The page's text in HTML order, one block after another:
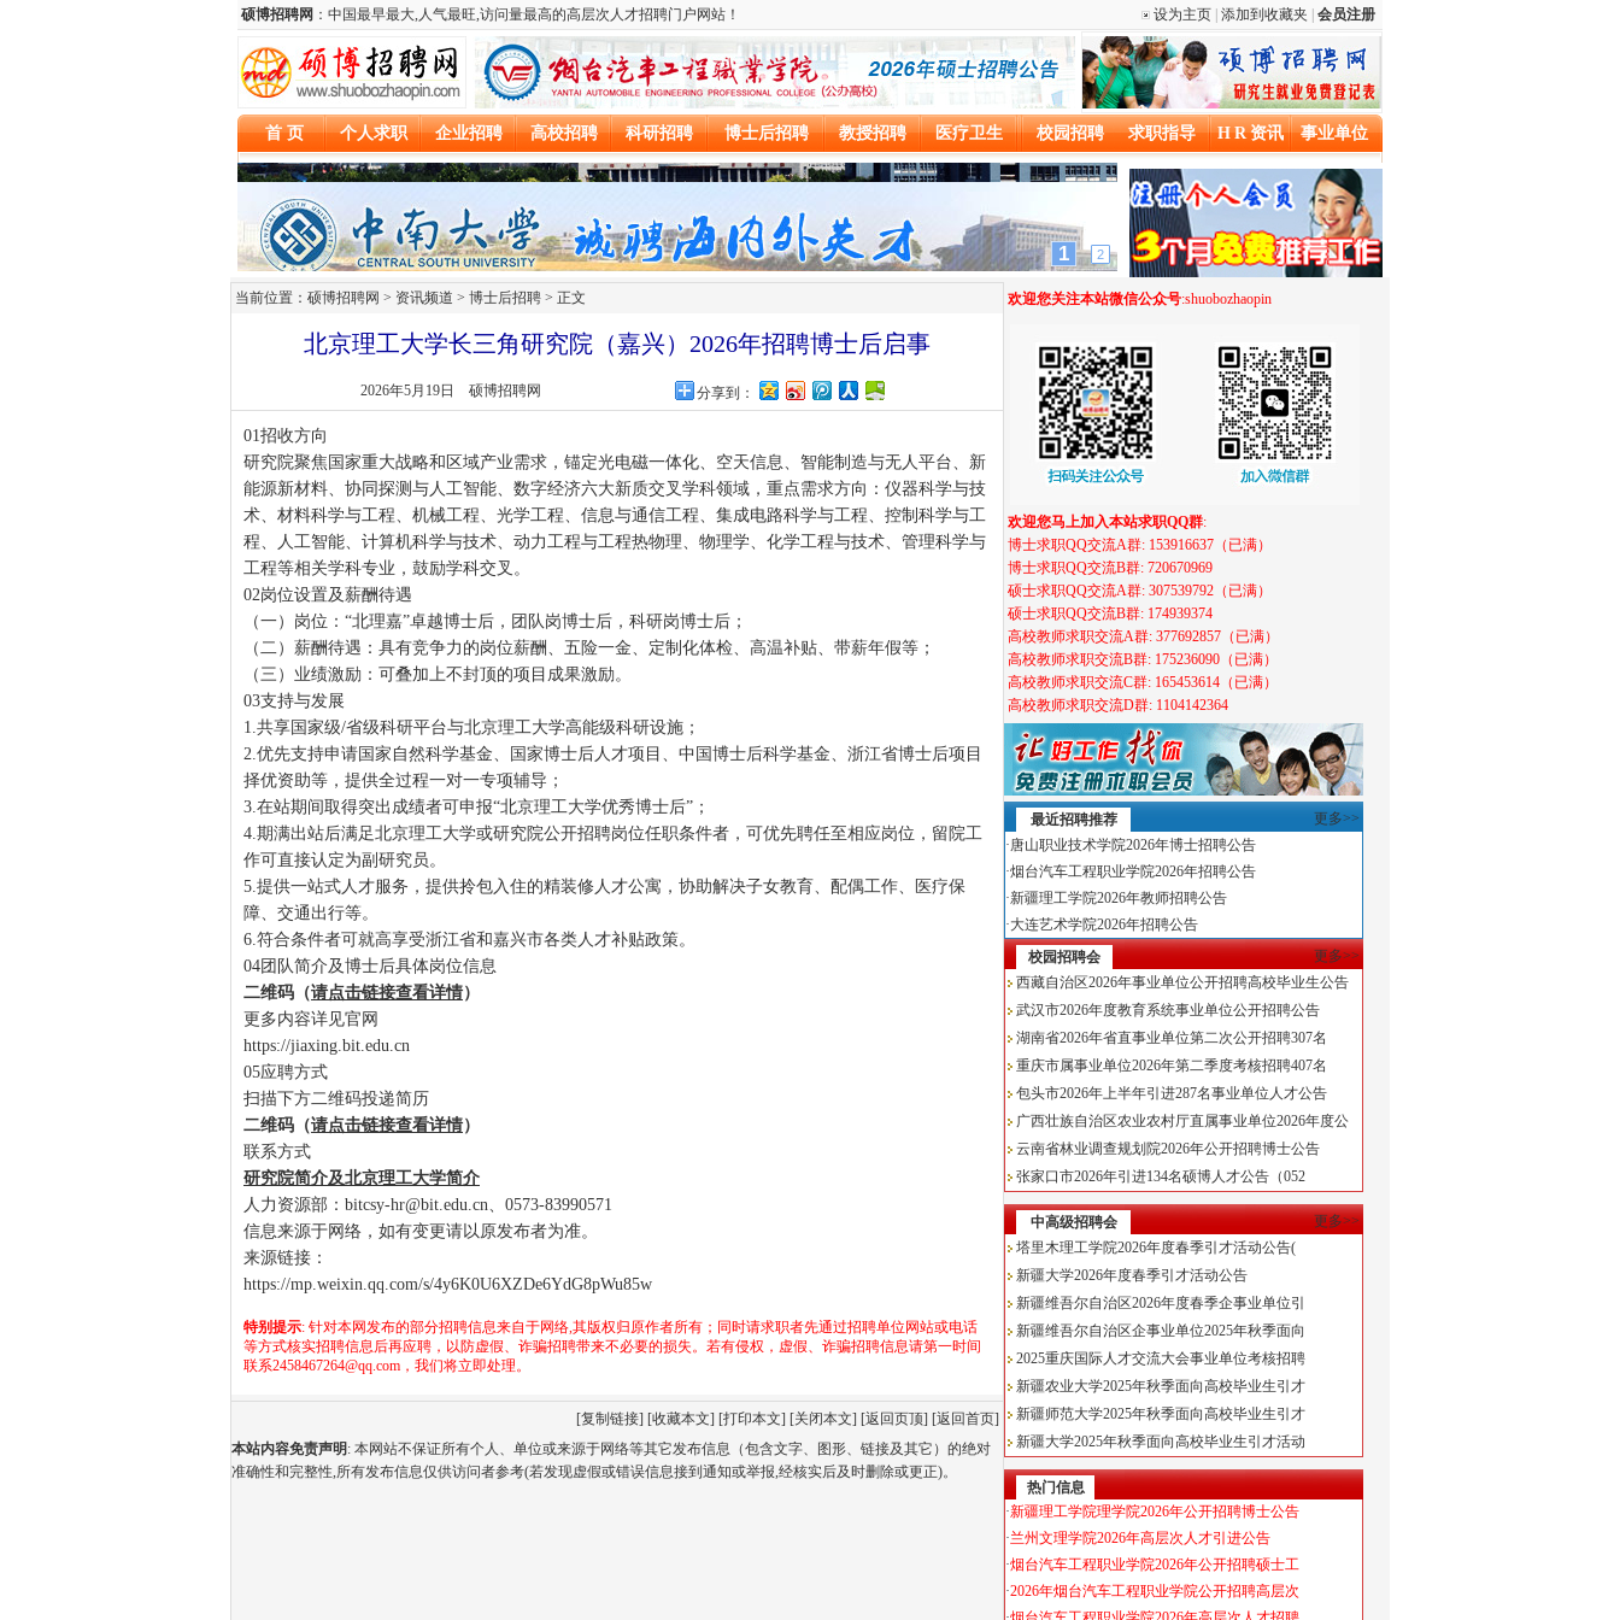
当前位置：硕博招聘网 > 资讯频道 > 博士后招聘 > 正文
北京理工大学长三角研究院（嘉兴）2026年招聘博士后启事
2026年5月19日 硕博招聘网 分享到：
01招收方向
研究院聚焦国家重大战略和区域产业需求，锚定光电磁一体化、空天信息、智能制造与无人平台、新
能源新材料、协同探测与人工智能、数字经济六大新质交叉学科领域，重点需求方向：仪器科学与技
术、材料科学与工程、机械工程、光学工程、信息与通信工程、集成电路科学与工程、控制科学与工
程、人工智能、计算机科学与技术、动力工程与工程热物理、物理学、化学工程与技术、管理科学与
工程等相关学科专业，鼓励学科交叉。
02岗位设置及薪酬待遇
（一）岗位：“北理嘉”卓越博士后，团队岗博士后，科研岗博士后；
（二）薪酬待遇：具有竞争力的岗位薪酬、五险一金、定制化体检、高温补贴、带薪年假等；
（三）业绩激励：可叠加上不封顶的项目成果激励。
03支持与发展
1.共享国家级/省级科研平台与北京理工大学高能级科研设施；
2.优先支持申请国家自然科学基金、国家博士后人才项目、中国博士后科学基金、浙江省博士后项目
择优资助等，提供全过程一对一专项辅导；
3.在站期间取得突出成绩者可申报“北京理工大学优秀博士后”；
4.期满出站后满足北京理工大学或研究院公开招聘岗位任职条件者，可优先聘任至相应岗位，留院工
作可直接认定为副研究员。
5.提供一站式人才服务，提供拎包入住的精装修人才公寓，协助解决子女教育、配偶工作、医疗保
障、交通出行等。
6.符合条件者可就高享受浙江省和嘉兴市各类人才补贴政策。
04团队简介及博士后具体岗位信息
二维码（请点击链接查看详情）
更多内容详见官网
https://jiaxing.bit.edu.cn
05应聘方式
扫描下方二维码投递简历
二维码（请点击链接查看详情）
联系方式
研究院简介及北京理工大学简介
人力资源部：bitcsy-hr@bit.edu.cn、0573-83990571
信息来源于网络，如有变更请以原发布者为准。
来源链接：
https://mp.weixin.qq.com/s/4y6K0U6XZDe6YdG8pWu85w
特别提示: 针对本网发布的部分招聘信息来自于网络,其版权归原作者所有；同时请求职者先通过招聘单位网站或电话
等方式核实招聘信息后再应聘，以防虚假、诈骗招聘带来不必要的损失。若有侵权，虚假、诈骗招聘信息请第一时间
联系2458467264@qq.com，我们将立即处理。
[复制链接] [收藏本文] [打印本文] [关闭本文] [返回页顶] [返回首页]
本站内容免责声明 : 本网站不保证所有个人、单位或来源于网络等其它发布信息（包含文字、图形、链接及其它）的绝对
准确性和完整性,所有发布信息仅供访问者参考(若发现虚假或错误信息接到通知或举报,经核实后及时删除或更正)。